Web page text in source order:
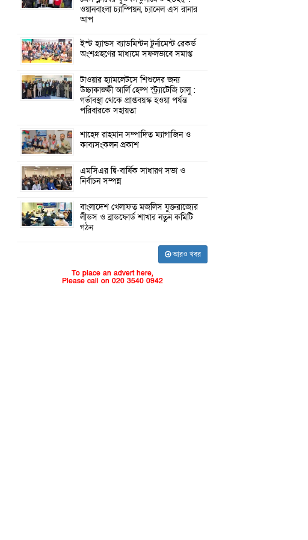
ওয়ানবাংলা চ্যাম্পিয়ন, চ্যানেল এস রানার
আপ
ইস্ট হ্যান্ডস ব্যাডমিন্টন টুর্নামেন্ট রেকর্ড
অংশগ্রহণের মাধ্যমে সফলভাবে সমাপ্ত
টাওয়ার হ্যামলেটসে শিশুদের জন্য
উচ্চাকাঙ্ক্ষী আর্লি হেল্প স্ট্র্যাটেজি চালু :
গর্ভাবস্থা থেকে প্রাপ্তবয়স্ক হওয়া পর্যন্ত
পরিবারকে সহায়তা
শাহেদ রাহমান সম্পাদিত ম্যাগাজিন ও
কাব্যসংকলন প্রকাশ
এমসিএর দ্বি-বার্ষিক সাধারণ সভা ও
নির্বাচন সম্পন্ন
বাংলাদেশ খেলাফত মজলিস যুক্তরাজ্যের
লীডস ও ব্রাডফোর্ড শাখার নতুন কমিটি
গঠন
আরও খবর
To place an advert here,
Please call on 020 3540 0942